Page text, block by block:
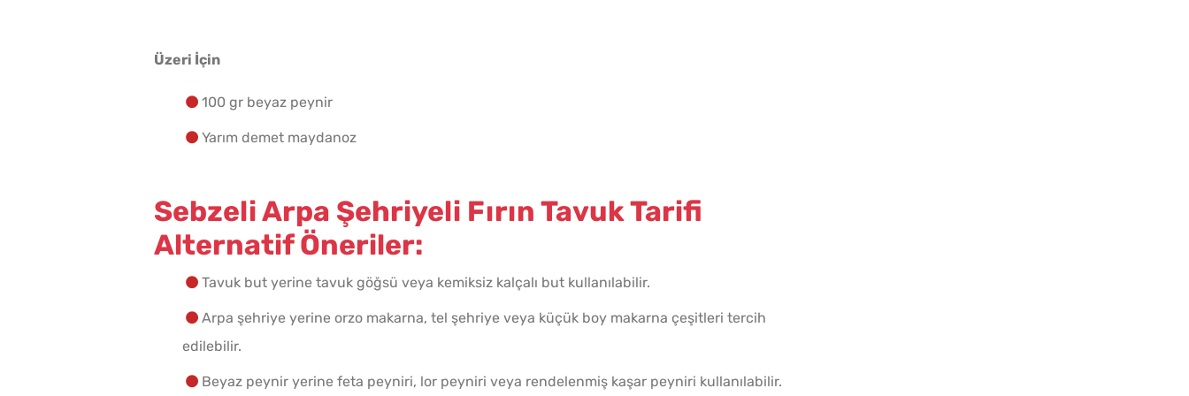
Üzeri İçin
100 gr beyaz peynir
Yarım demet maydanoz
Sebzeli Arpa Şehriyeli Fırın Tavuk Tarifi
Alternatif Öneriler:
Tavuk but yerine tavuk göğsü veya kemiksiz kalçalı but kullanılabilir.
Arpa şehriye yerine orzo makarna, tel şehriye veya küçük boy makarna çeşitleri tercih
edilebilir.
Beyaz peynir yerine feta peyniri, lor peyniri veya rendelenmiş kaşar peyniri kullanılabilir.